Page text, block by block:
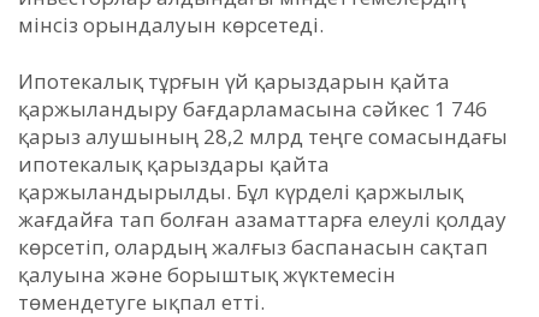
мінсіз орындалуын көрсетеді.
Ипотекалық тұрғын үй қарыздарын қайта
қаржыландыру бағдарламасына сәйкес 1 746
қарыз алушының 28,2 млрд теңге сомасындағы
ипотекалық қарыздары қайта
қаржыландырылды. Бұл күрделі қаржылық
жағдайға тап болған азаматтарға елеулі қолдау
көрсетіп, олардың жалғыз баспанасын сақтап
қалуына және борыштық жүктемесін
төмендетуге ықпал етті.